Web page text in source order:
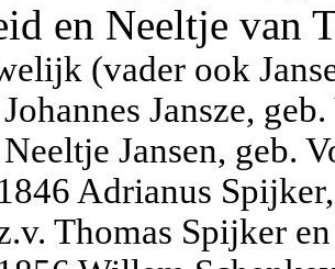
en Neeltje van
(vader ook
Johannes Jansze,
Neeltje Jansen, geb.
Adrianus
Thomas Spijker